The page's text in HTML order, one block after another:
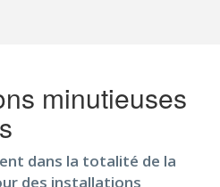
minutieuses
dans la totalité de la
des installations